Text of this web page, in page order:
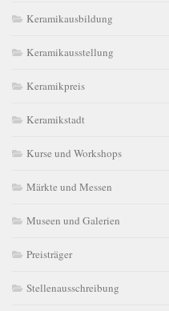
Keramikausbildung
Keramikausstellung
Keramikpreis
Keramikstadt
Kurse und Workshops
Märkte und Messen
Museen und Galerien
Preisträger
Stellenausschreibung